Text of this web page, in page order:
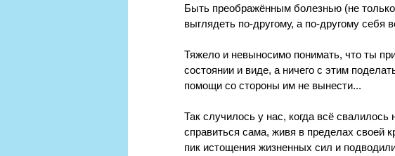
Быть преображённым болезнью (не
выглядеть по-другому, а по-другому себя
Тяжело и невыносимо понимать, что ты
состоянии и виде, а ничего с этим
помощи со стороны им не вынести...
Так случилось у нас, когда всё
справиться сама, живя в пределах своей
пик истощения жизненных сил и